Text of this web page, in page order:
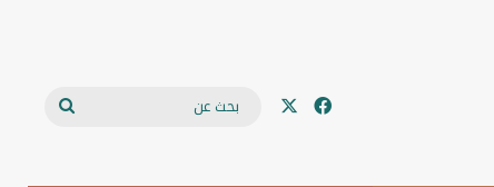
فيسبوك